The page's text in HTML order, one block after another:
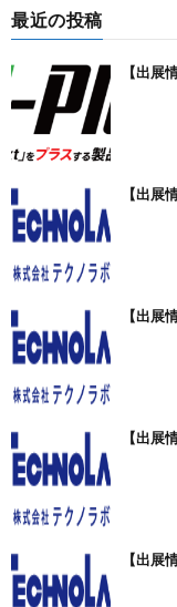
最近の投稿
【出展
【出展
【出展
【出展
【出展